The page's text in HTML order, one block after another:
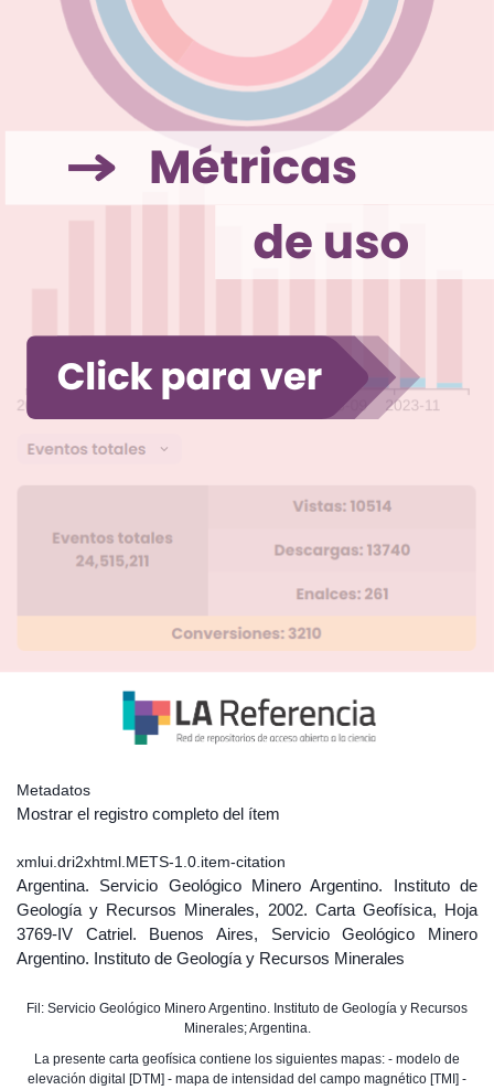
Metadatos
Mostrar el registro completo del ítem
xmlui.dri2xhtml.METS-1.0.item-citation
Argentina. Servicio Geológico Minero Argentino. Instituto de
Geología y Recursos Minerales, 2002. Carta Geofísica, Hoja
3769-IV Catriel. Buenos Aires, Servicio Geológico Minero
Argentino. Instituto de Geología y Recursos Minerales
Fil: Servicio Geológico Minero Argentino. Instituto de Geología y Recursos
Minerales; Argentina.
La presente carta geofísica contiene los siguientes mapas: - modelo de
elevación digital [DTM] - mapa de intensidad del campo magnético [TMI] -